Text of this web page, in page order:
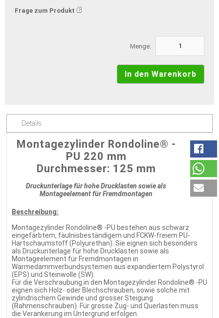
Frage zum Produkt
Menge:
Details
Montagezylinder Rondoline® -
PU 220 mm
Durchmesser: 125 mm
Druckunterlage für hohe Drucklasten sowie als
Montageelement für Fremdmontagen
Beschreibung:
Montagezylinder Rondoline® -PU bestehen aus schwarz
eingefärbtem, fäulnisbeständigem und FCKW-freiem PU-
Hartschaumstoff (Polyurethan). Sie eignen sich besonders
als Druckunterlage für hohe Drucklasten sowie als
Montageelement für Fremdmontagen in
Wärmedämmverbundsystemen aus expandiertem Polystyrol
(EPS) und Steinwolle (SW).
Für die Verschraubung in den Montagezylinder Rondoline® -PU
eignen sich Holz- oder Blechschrauben, sowie solche mit
zylindrischem Gewinde und grosser Steigung
(Rahmenschrauben). Für grosse Zug- und Querlasten muss
die Verankerung im Untergrund erfolgen.